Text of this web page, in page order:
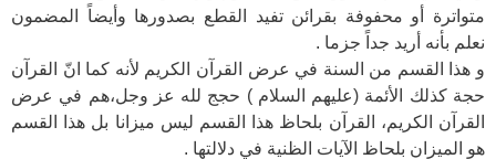
متواترة أو محفوفة بقرائن تفيد القطع بصدورها وأيضاً المضمون
نعلم بأنه أريد جداً جزما .
و هذا القسم من السنة في عرض القرآن الكريم لأنه كما انّ القرآن
حجة كذلك الأئمة (عليهم السلام ) حجج لله عز وجل،هم في عرض
القرآن الكريم، القرآن بلحاظ هذا القسم ليس ميزانا بل هذا القسم
هو الميزان بلحاظ الآيات الظنية في دلالتها .